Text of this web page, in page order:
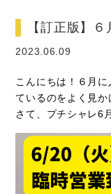
【訂正版】
2023.06.09
こんにちは！６月
ているのをよく見
さて、プチシャレ6